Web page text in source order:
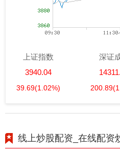
上证指数
3940.04
39.69(1.02%)
深证
200.89
线上炒股配资_在线配资